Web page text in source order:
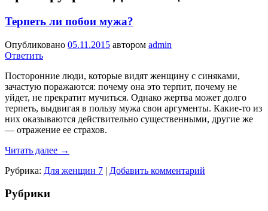
Терпеть ли побои мужа?
Опубликовано 05.11.2015 автором admin
Ответить
Посторонние люди, которые видят женщину с синяками,
зачастую поражаются: почему она это терпит, почему не
уйдет, не прекратит мучиться. Однако жертва может долго
терпеть, выдвигая в пользу мужа свои аргументы. Какие-то из
них оказываются действительно существенными, другие же
— отражение ее страхов.
Читать далее →
Рубрика: Для женщин 7 | Добавить комментарий
Рубрики